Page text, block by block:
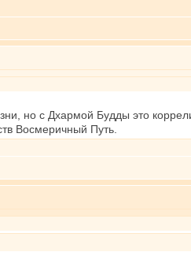
но с Дхармой Будды это
Восмеричный Путь.